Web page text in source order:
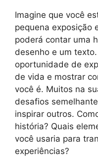
Imagine que você
pequena exposição
poderá contar uma
desenho e um
oportunidade de
de vida e mostrar
você é. Muitos na
desafios
inspirar outros.
história? Quais
você usaria para
experiências?